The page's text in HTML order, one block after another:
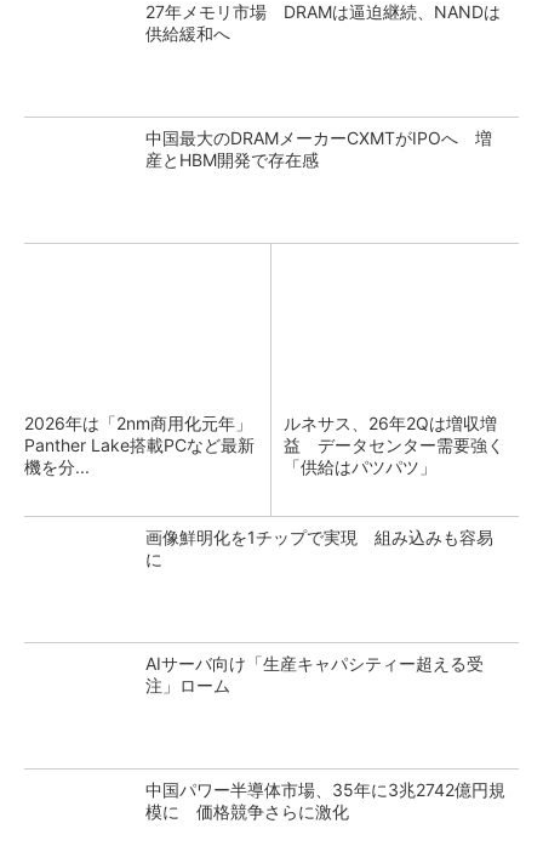
27年メモリ市場 DRAMは逼迫継続、NANDは
供給緩和へ
中国最大のDRAMメーカーCXMTがIPOへ 増
産とHBM開発で存在感
2026年は「2nm商用化元年」
Panther Lake搭載PCなど最新
機を分...
ルネサス、26年2Qは増収増
益 データセンター需要強く
「供給はパツパツ」
画像鮮明化を1チップで実現 組み込みも容易
に
AIサーバ向け「生産キャパシティー超える受
注」ローム
中国パワー半導体市場、35年に3兆2742億円規
模に 価格競争さらに激化